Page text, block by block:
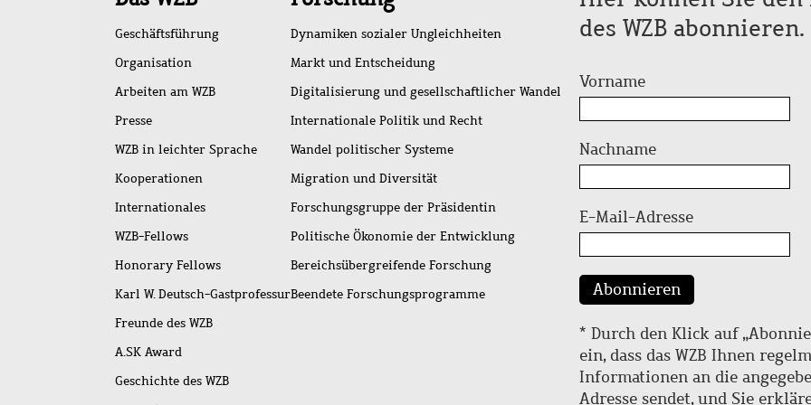
Geschäftsführung
Organisation
Arbeiten am WZB
Presse
WZB in leichter Sprache
Kooperationen
Internationales
WZB-Fellows
Honorary Fellows
Karl W. Deutsch-Gastprofessur
Freunde des WZB
A.SK Award
Geschichte des WZB
Dynamiken sozialer Ungleichheiten
Markt und Entscheidung
Digitalisierung und gesellschaftlicher Wandel
Internationale Politik und Recht
Wandel politischer Systeme
Migration und Diversität
Forschungsgruppe der Präsidentin
Politische Ökonomie der Entwicklung
Bereichsübergreifende Forschung
Beendete Forschungsprogramme
des WZB abonnieren.
Vorname
Nachname
E-Mail-Adresse
Abonnieren
* Durch den Klick auf
ein, dass das WZB Ihnen
Informationen an die
Adresse sendet, und Sie